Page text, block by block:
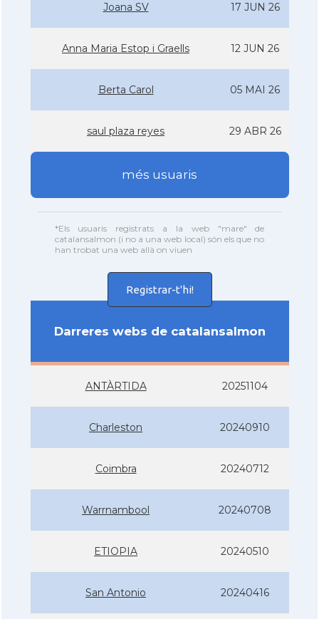
Joana SV 17 JUN 26
Anna Maria Estop i Graells 12 JUN 26
Berta Carol 05 MAI 26
saul plaza reyes 29 ABR 26
més usuaris
*Els usuaris registrats a la web "mare" de
catalansalmon (i no a una web local) són els que no
han trobat una web allà on viuen
Registrar-t'hi!
Darreres webs de catalansalmon
ANTÀRTIDA 20251104
Charleston 20240910
Coimbra 20240712
Warrnambool 20240708
ETIOPIA 20240510
San Antonio 20240416